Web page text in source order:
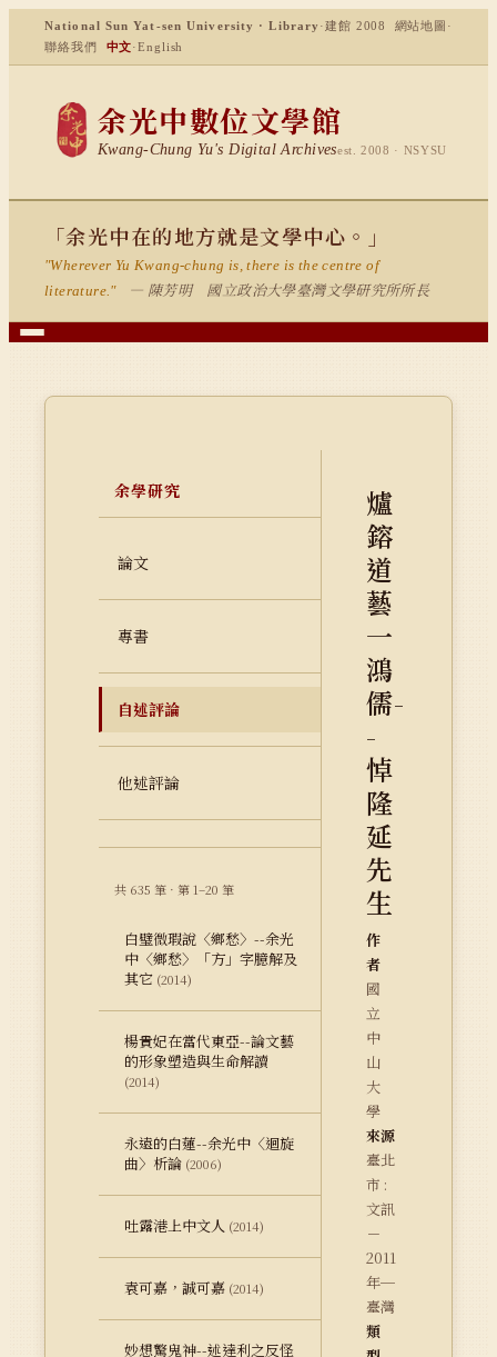
National Sun Yat-sen University · Library ·建館 2008 網站地圖 ·
聯絡我們
中文·English
余光中數位文學館
Kwang-Chung Yu's Digital Archivesest. 2008 · NSYSU
「余光中在的地方就是文學中心。」
"Wherever Yu Kwang-chung is, there is the centre of
literature."
— 陳芳明 國立政治大學臺灣文學研究所所長
余學研究
論文
專書
自述評論
他述評論
共 635 筆 · 第 1–20 筆
白璧微瑕說〈鄉愁〉--余光
中〈鄉愁〉「方」字臆解及
其它 (2014)
楊貴妃在當代東亞--論文藝
的形象塑造與生命解讀
(2014)
永遠的白蓮--余光中〈迴旋
曲〉析論 (2006)
吐露港上中文人 (2014)
袁可嘉，誠可嘉 (2014)
妙想驚鬼神--述達利之反怪
爐
鎔
道
藝
一
鴻
儒-
-
悼
隆
延
先
生
作
者
國
立
中
山
大
學
來源
臺北
市 :
文訊
－
2011
年─
臺灣
類